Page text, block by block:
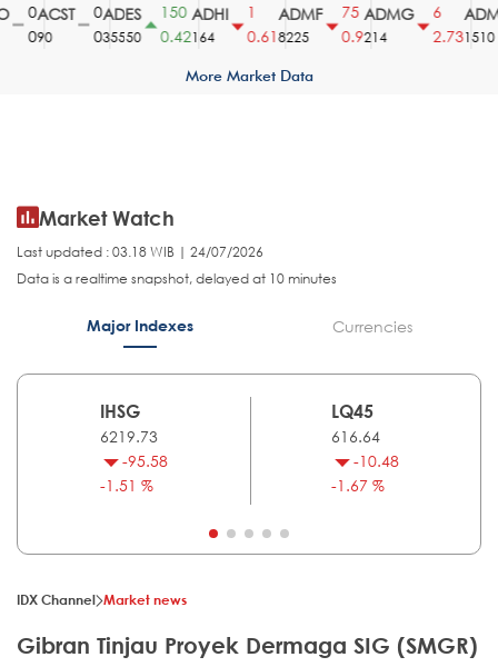
0
ACST
90
0
ADES
35550
150
0.42
ADHI
164
1
0.61
ADMF
8225
75
0.9
ADMG
214
6
2.73
ADMR
1510
More Market Data
Market Watch
Last updated : 03.18 WIB | 24/07/2026
Data is a realtime snapshot, delayed at 10 minutes
Major Indexes Currencies
IHSG
6219.73
-95.58
-1.51 %
LQ45
616.64
-10.48
-1.67 %
IDX Channel Market news
Gibran Tinjau Proyek Dermaga SIG (SMGR)